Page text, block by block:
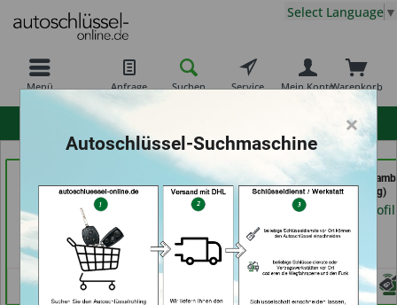
Menü Anfrage Suchen Service Warenkorb
Mein Konto
Select Language ▼
Frank Panten (in
Stolberg)
Händlerprofil
der Schlüssel Service
Moos (in Märstetten)
Händlerprofil
Autoschlüssel
(in Hamburg)
Händlerprofil
×
Autoschlüssel-Suchmaschine